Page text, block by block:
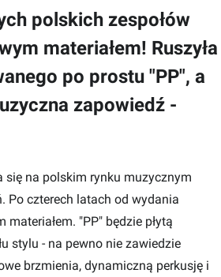
polskich zespołów
materiałem! Ruszyła
po prostu "PP", a
zapowiedź -
się na polskim rynku muzycznym
Po czterech latach od wydania
"PP" będzie płytą
stylu - na pewno nie zawiedzie
brzmienia, dynamiczną perkusję i